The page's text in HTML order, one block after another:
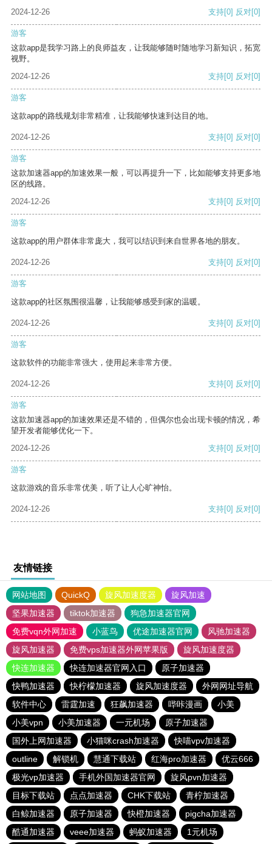
2024-12-26
支持[0] 反对[0]
游客
这款app是我学习路上的良师益友，让我能够随时随地学习新知识，拓宽
视野。
2024-12-26
支持[0] 反对[0]
游客
这款app的路线规划非常精准，让我能够快速到达目的地。
2024-12-26 支持[0] 反对[0]
游客
这款加速器app的加速效果一般，可以再提升一下，比如能够支持更多地
区的线路。
2024-12-26
支持[0] 反对[0]
游客
这款app的用户群体非常庞大，我可以结识到来自世界各地的朋友。
2024-12-26 支持[0] 反对[0]
游客
这款app的社区氛围很温馨，让我能够感受到家的温暖。
2024-12-26 支持[0] 反对[0]
游客
这款软件的功能非常强大，使用起来非常方便。
2024-12-26 支持[0] 反对[0]
游客
这款加速器app的加速效果还是不错的，但偶尔也会出现卡顿的情况，希
望开发者能够优化一下。
2024-12-26
支持[0] 反对[0]
游客
这款游戏的音乐非常优美，听了让人心旷神怡。
2024-12-26 支持[0] 反对[0]
友情链接
网站地图 QuickQ 旋风加速度器
旋风加速
坚果加速器
tiktok加速器
狗急加速器官网
免费vqn外网加速
小蓝鸟 优途加速器官网
风驰加速器
旋风加速器
免费vps加速器外网苹果版
旋风加速度器
快连加速器
快连加速器官网入口
原子加速器
快鸭加速器
快柠檬加速器 旋风加速度器
外网网址导航
软件中心
雷霆加速 狂飙加速器 哔咔漫画
小美
小美vpn
小美加速器 一元机场
原子加速器
国外上网加速器
小猫咪crash加速器
快喵vpv加速器
outline
解锁机 慧通下载站 红海pro加速器
优云666
极光vp加速器
手机外国加速器官网
旋风pvn加速器
目标下载站
点点加速器 CHK下载站
青柠加速器
白鲸加速器
原子加速器 快橙加速器
pigcha加速器
酷通加速器
veee加速器 蚂蚁加速器 1元机场